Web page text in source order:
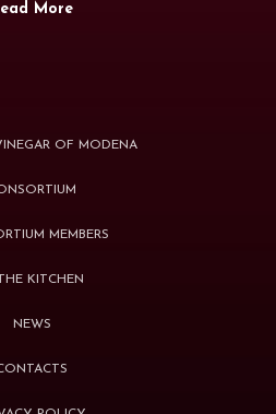
More
OF MODENA
MEMBERS
KITCHEN
NEWS